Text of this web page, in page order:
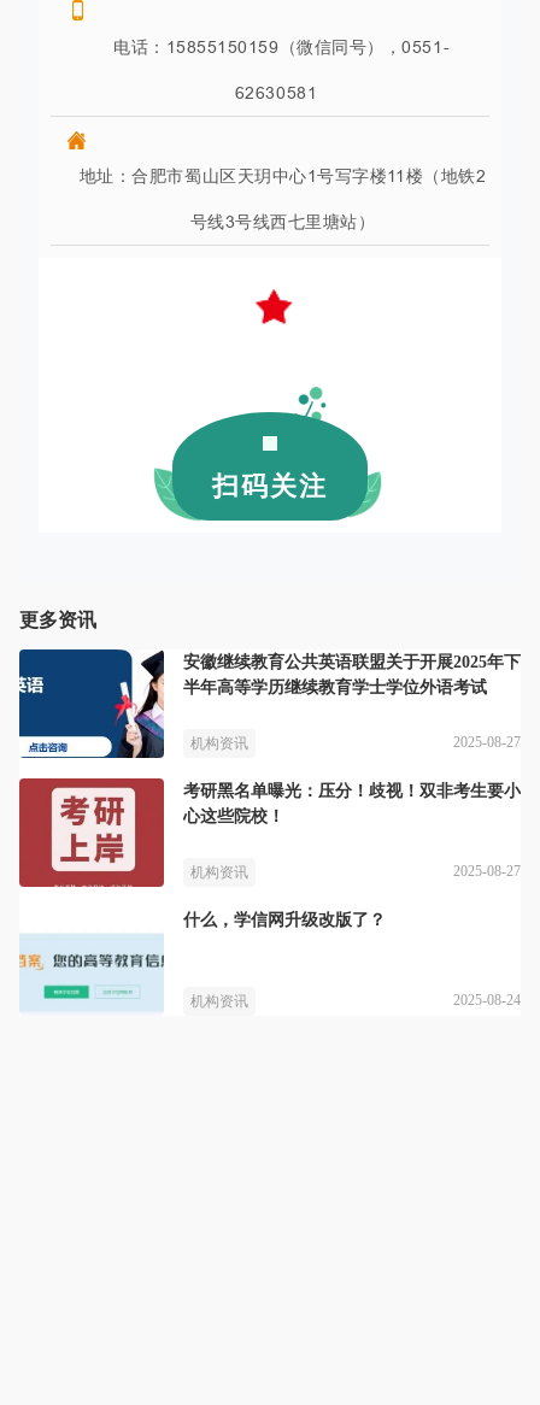
电话：15855150159（微信同号），0551-
62630581
地址：合肥市蜀山区天玥中心1号写字楼11楼（地铁2
号线3号线西七里塘站）
扫码关注
更多资讯
安徽继续教育公共英语联盟关于开展2025年下
半年高等学历继续教育学士学位外语考试
机构资讯 2025-08-27
考研黑名单曝光：压分！歧视！双非考生要小
心这些院校！
机构资讯 2025-08-27
什么，学信网升级改版了？
机构资讯 2025-08-24